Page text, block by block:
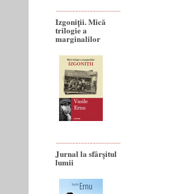
Izgoniții. Mică
trilogie a
marginalilor
Jurnal la sfârșitul
lumii